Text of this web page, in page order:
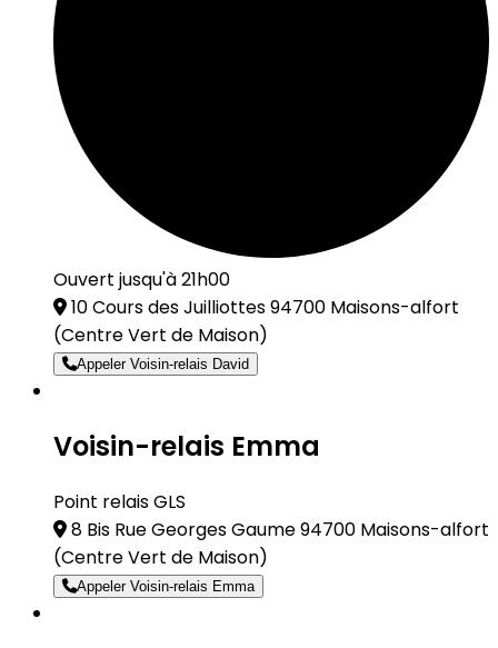
Ouvert jusqu'à 21h00
10 Cours des Juilliottes 94700 Maisons-alfort
(Centre Vert de Maison)
Appeler Voisin-relais David
Voisin-relais Emma
Point relais GLS
8 Bis Rue Georges Gaume 94700 Maisons-alfort
(Centre Vert de Maison)
Appeler Voisin-relais Emma